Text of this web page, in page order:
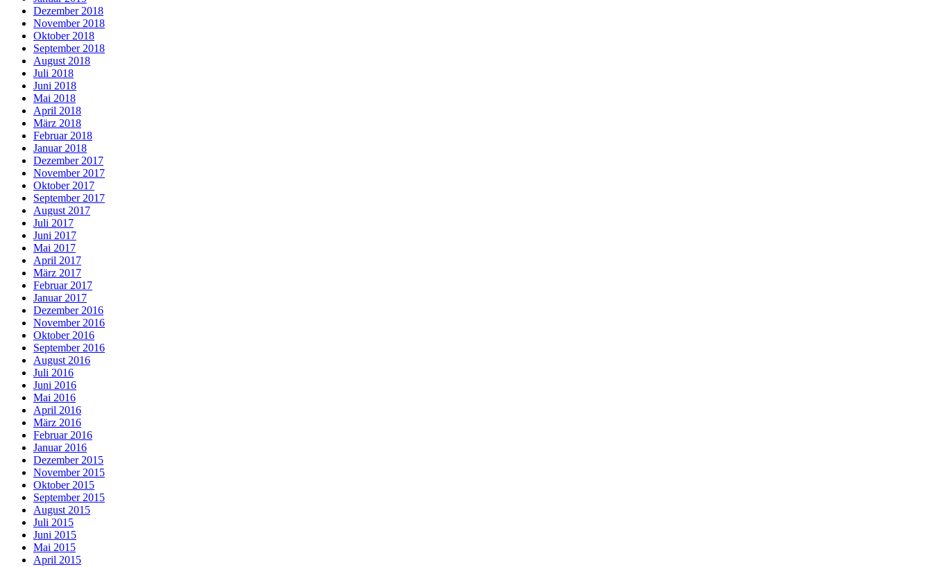
Dezember 2018
November 2018
Oktober 2018
September 2018
August 2018
Juli 2018
Juni 2018
Mai 2018
April 2018
März 2018
Februar 2018
Januar 2018
Dezember 2017
November 2017
Oktober 2017
September 2017
August 2017
Juli 2017
Juni 2017
Mai 2017
April 2017
März 2017
Februar 2017
Januar 2017
Dezember 2016
November 2016
Oktober 2016
September 2016
August 2016
Juli 2016
Juni 2016
Mai 2016
April 2016
März 2016
Februar 2016
Januar 2016
Dezember 2015
November 2015
Oktober 2015
September 2015
August 2015
Juli 2015
Juni 2015
Mai 2015
April 2015